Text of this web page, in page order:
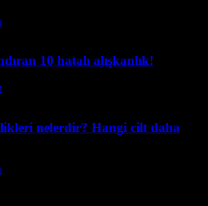
10 hatalı alışkanlık!
nelerdir? Hangi cilt daha